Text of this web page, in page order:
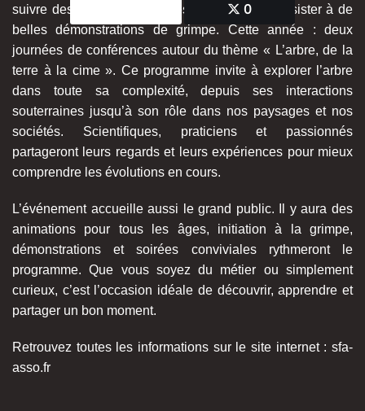
0
suivre des conférences et des projections et assister à de
belles démonstrations de grimpe. Cette année : deux
journées de conférences autour du thème « L’arbre, de la
terre à la cime ». Ce programme invite à explorer l’arbre
dans toute sa complexité, depuis ses interactions
souterraines jusqu’à son rôle dans nos paysages et nos
sociétés. Scientifiques, praticiens et passionnés
partageront leurs regards et leurs expériences pour mieux
comprendre les évolutions en cours.
L’événement accueille aussi le grand public. Il y aura des
animations pour tous les âges, initiation à la grimpe,
démonstrations et soirées conviviales rythmeront le
programme. Que vous soyez du métier ou simplement
curieux, c’est l’occasion idéale de découvrir, apprendre et
partager un bon moment.
Retrouvez toutes les informations sur le site internet : sfa-
asso.fr